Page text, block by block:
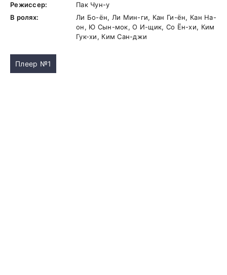
Режиссер:
Пак Чун-у
В ролях:
Ли Бо-ён, Ли Мин-ги, Кан Ги-ён, Кан На-
он, Ю Сын-мок, О И-щик, Со Ён-хи, Ким
Гук-хи, Ким Сан-джи
Плеер №1